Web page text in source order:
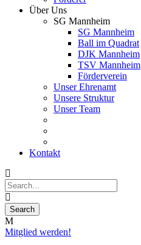
Über Uns
SG Mannheim
SG Mannheim
Ball im Quadrat
DJK Mannheim
TSV Mannheim
Förderverein
Unser Ehrenamt
Unsere Struktur
Unser Team
Kontakt
Mitglied werden!